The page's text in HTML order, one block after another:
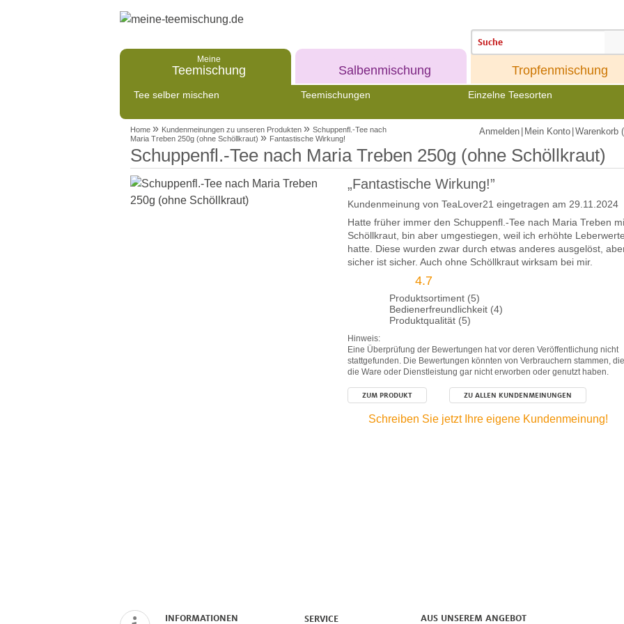
Meine
Teemischung
Tee selber mischen Teemischungen Einzelne Teesorten
Salbenmischung Tropfenmischung
Home » Kundenmeinungen zu unseren Produkten » Schuppenfl.-Tee nach
Maria Treben 250g (ohne Schöllkraut) » Fantastische Wirkung!
Warenkorb
Mein Konto
Anmelden
Schuppenfl.-Tee nach Maria Treben 250g (ohne Schöllkraut)
„Fantastische Wirkung!”
Kundenmeinung vonTeaLover21 eingetragen am 29.11.2024
Hatte früher immer den Schuppenfl.-Tee nach Maria Treben
Schöllkraut, bin aber umgestiegen, weil ich erhöhte Leberwerte
hatte. Diese wurden zwar durch etwas anderes ausgelöst,
sicher ist sicher. Auch ohne Schöllkraut wirksam bei mir.
4.7
Produktsortiment (5)
Bedienerfreundlichkeit (4)
Produktqualität (5)
Hinweis:
Eine Überprüfung der Bewertungen hat vor deren Veröffentlichung nicht
stattgefunden. Die Bewertungen könnten von Verbrauchern stammen, die
die Ware oder Dienstleistung gar nicht erworben oder genutzt haben.
ZUM PRODUKT ZU ALLEN KUNDENMEINUNGEN
Schreiben Sie jetzt Ihre eigene Kundenmeinung!
INFORMATIONEN SERVICE AUS UNSEREM ANGEBOT